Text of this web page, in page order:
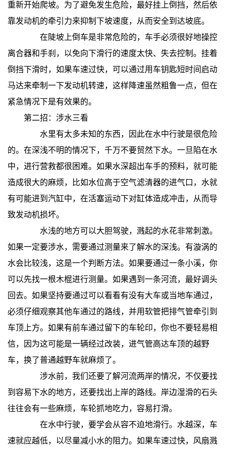
重新开始爬坡。为了避免发生危险，最好挂上倒挡，然后依
靠发动机的牵引力来抑制下坡速度，从而安全到达坡底。
在陡坡上倒车是非常危险的，车手必须很好地操控
离合器和手刹，以免向下滑行的速度太快、失去控制。挂着
倒挡下滑时，如果车速过快，可以通过用车钥匙短时间启动
马达来牵制一下发动机转速，这样降速虽然粗鲁一点，但在
紧急情况下是有效果的。
第二招：涉水三看
水里有太多未知的东西，因此在水中行驶是很危险
的。在深浅不明的情况下，千万不要贸然下水。一旦陷在水
中，进行营救都很困难。如果水深超出车手的预料，就可能
造成很大的麻烦，比如水位高于空气滤清器的进气口，水就
有可能进到汽缸中，在活塞运动下对缸体造成冲击，从而导
致发动机损坏。
水浅的地方可以大胆驾驶，溅起的水花非常刺激。
如果一定要涉水，需要通过测量来了解水的深浅。有漩涡的
水会比较浅，这是一个判断方法。如果要通过一条小溪，你
可以先找一根木棍进行测量。如果遇到一条河流，最好调头
回去。如果坚持要通过可以看看有没有大车或当地车通过，
必须仔细观察其他车通过的路线，并用软管把排气管牵引到
车顶上方。如果有前车通过留下的车轮印，你也不要轻易相
信，因为这可能是一辆经过改装，进气管高达车顶的越野
车，换了普通越野车就麻烦了。
涉水前，我们还要了解河流两岸的情况，不仅要找
到容易下水的地方，还要找出上岸的路线。岸边湿滑的石头
往往会有一些麻烦，车轮抓地吃力，容易打滑。
在水中行驶，要学会从容不迫地滑行。水越深，车
速就应越低，以尽量减小水的阻力。如果车速过快，风扇溅